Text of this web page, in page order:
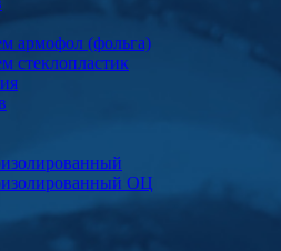
армофол (фольга)
стеклопластик
ОЦ